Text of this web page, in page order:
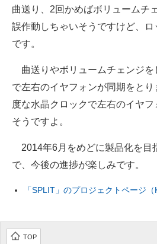
曲送り、2回かめばボリュームチ
誤作動しちゃいそうですけど、
です。
曲送りやボリュームチェンジを
で左右のイヤフォンが同期をと
度な水晶クロックで左右のイヤ
そうですよ。
2014年6月をめどに製品化を目
で、今後の進捗が楽しみです。
「SPLIT」のプロジェクトページ（
TOP